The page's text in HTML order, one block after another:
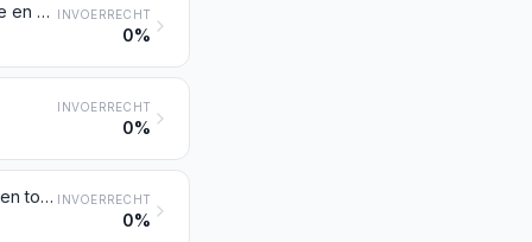
Optische microscopen, toestellen voor fotomicrografie, cinefotomicrografie en microprojectie daaronder begrepen INVOERRECHT
0%
INVOERRECHT
0%
Lasers, andere dan laserdioden; andere optische instrumenten, apparaten en toestellen, niet genoemd of niet begrepen onder andere posten van dit hoofdstuk INVOERRECHT
0%